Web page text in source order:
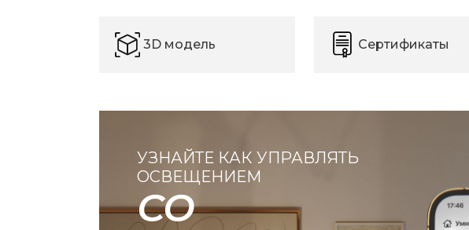
3D модель Сертификаты
УЗНАЙТЕ КАК УПРАВЛЯТЬ
ОСВЕЩЕНИЕМ
СО